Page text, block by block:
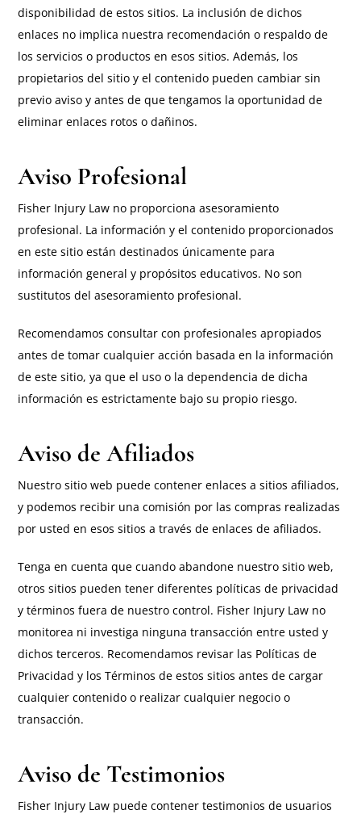
disponibilidad de estos sitios. La inclusión de dichos
enlaces no implica nuestra recomendación o respaldo de
los servicios o productos en esos sitios. Además, los
propietarios del sitio y el contenido pueden cambiar sin
previo aviso y antes de que tengamos la oportunidad de
eliminar enlaces rotos o dañinos.
Aviso Profesional
Fisher Injury Law no proporciona asesoramiento
profesional. La información y el contenido proporcionados
en este sitio están destinados únicamente para
información general y propósitos educativos. No son
sustitutos del asesoramiento profesional.
Recomendamos consultar con profesionales apropiados
antes de tomar cualquier acción basada en la información
de este sitio, ya que el uso o la dependencia de dicha
información es estrictamente bajo su propio riesgo.
Aviso de Afiliados
Nuestro sitio web puede contener enlaces a sitios afiliados,
y podemos recibir una comisión por las compras realizadas
por usted en esos sitios a través de enlaces de afiliados.
Tenga en cuenta que cuando abandone nuestro sitio web,
otros sitios pueden tener diferentes políticas de privacidad
y términos fuera de nuestro control. Fisher Injury Law no
monitorea ni investiga ninguna transacción entre usted y
dichos terceros. Recomendamos revisar las Políticas de
Privacidad y los Términos de estos sitios antes de cargar
cualquier contenido o realizar cualquier negocio o
transacción.
Aviso de Testimonios
Fisher Injury Law puede contener testimonios de usuarios